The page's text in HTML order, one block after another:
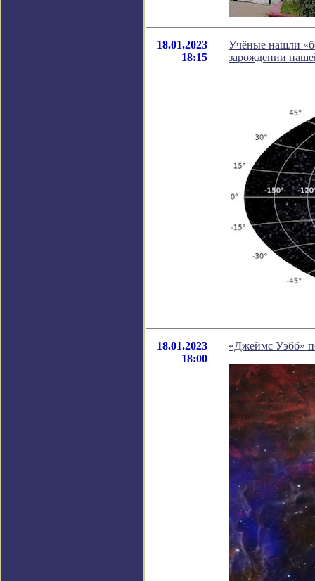
18.01.2023
18:15
Учёные нашли
зарождении
18.01.2023
18:00
«Джеймс Уэбб»